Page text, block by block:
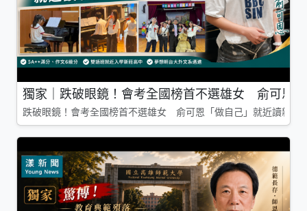
獨家｜跌破眼鏡！會考全國榜首不選雄女 俞可恩
跌破眼鏡！會考全國榜首不選雄女 俞可恩「做自己」就近讀新莊